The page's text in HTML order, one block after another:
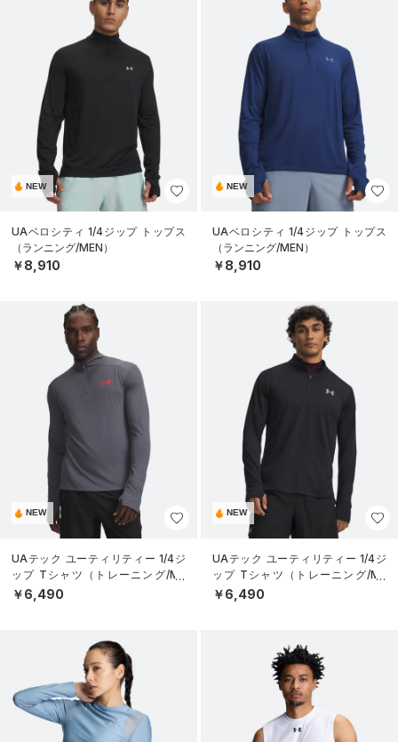
NEW
UAベロシティ 1/4ジップ トップス
（ランニング/MEN）
￥8,910
NEW
UAベロシティ 1/4ジップ トップス
（ランニング/MEN）
￥8,910
NEW
UAテック ユーティリティー 1/4ジ
ップ Tシャツ（トレーニング/ME
N）
￥6,490
NEW
UAテック ユーティリティー 1/4ジ
ップ Tシャツ（トレーニング/ME
N）
￥6,490